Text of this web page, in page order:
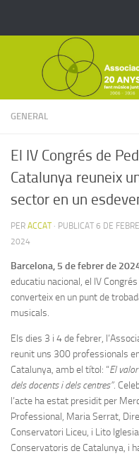
GENERAL
El IV Congrés de
Catalunya reuneix
sector en un
PER ACCAT · PUBLICAT 6 DE
2024
Barcelona, 5 de febrer de
educatiu nacional, el IV
converteix en un punt de
musicals.
Els dies 3 i 4 de febrer,
reunit uns 300 professionals
Catalunya, amb el títol: “El
dels docents i dels centres”.
l’acte ha estat presidit per
Professional, Maria Serrat,
Conservatori Liceu, i Lito
Conservatoris de Catalunya, i